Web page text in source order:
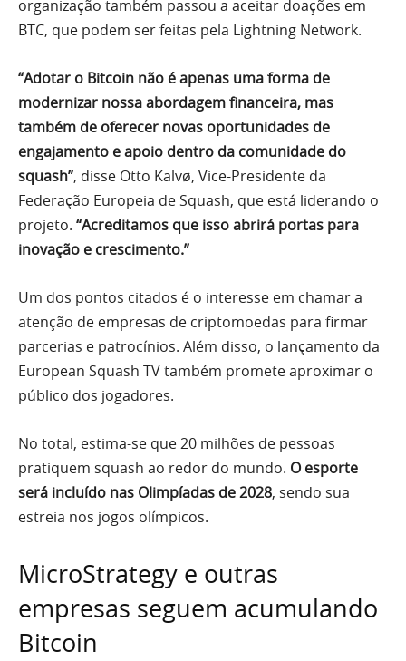
organização também passou a aceitar doações em
BTC, que podem ser feitas pela Lightning Network.
“Adotar o Bitcoin não é apenas uma forma de
modernizar nossa abordagem financeira, mas
também de oferecer novas oportunidades de
engajamento e apoio dentro da comunidade do
squash”, disse Otto Kalvø, Vice-Presidente da
Federação Europeia de Squash, que está liderando o
projeto. “Acreditamos que isso abrirá portas para
inovação e crescimento.”
Um dos pontos citados é o interesse em chamar a
atenção de empresas de criptomoedas para firmar
parcerias e patrocínios. Além disso, o lançamento da
European Squash TV também promete aproximar o
público dos jogadores.
No total, estima-se que 20 milhões de pessoas
pratiquem squash ao redor do mundo. O esporte
será incluído nas Olimpíadas de 2028, sendo sua
estreia nos jogos olímpicos.
MicroStrategy e outras
empresas seguem acumulando
Bitcoin